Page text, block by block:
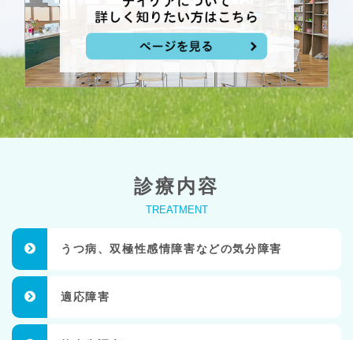
診療内容
TREATMENT
うつ病、双極性感情障害などの気分障害
適応障害